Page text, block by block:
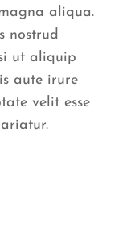
aliqua.
nostrud
ut aliquip
aute irure
velit esse